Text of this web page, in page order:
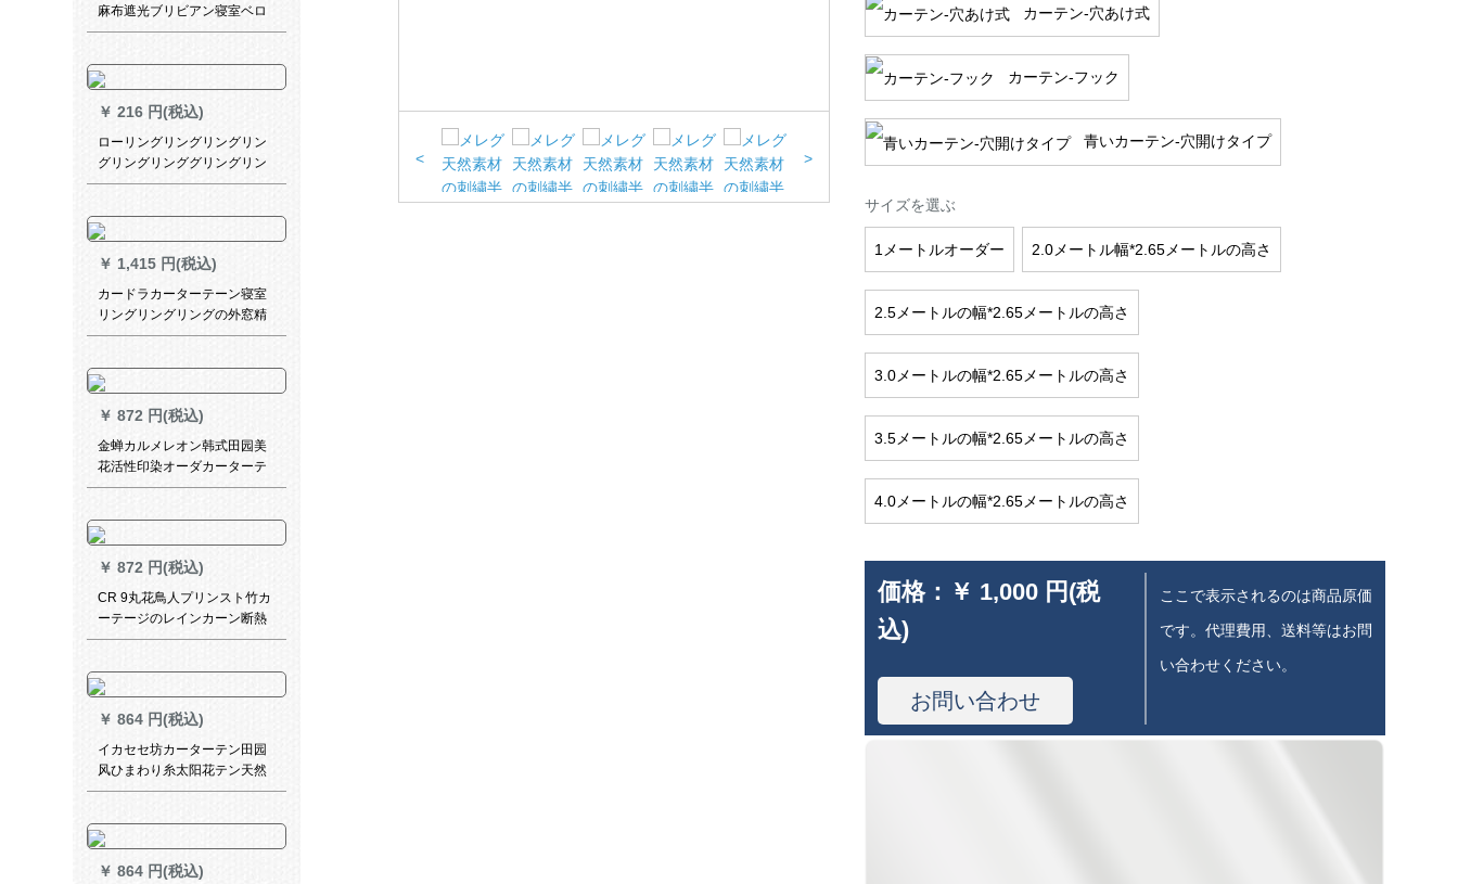
麻布遮光ブリビアン寝室ベロ
ンダ遮光カーベルベル-布(打孔
￥ 216 円(税込)
ローリングリングリングリン
グリングリンググリングリン
グリングリングリングリング
40個
￥ 1,415 円(税込)
カードラカーターテーン寝室
リングリングリングの外窓精
致刺繍遮光既制カーターテー
ン(银灰布)オーストリア2.6メ
トル幅x 2.7メトル高さ1枚を
ショートにします。
￥ 872 円(税込)
金蝉カルメレオン韩式田园美
花活性印染オーダカーターテ
ーン寝室既制カメレオン
￥ 872 円(税込)
CR 9丸花鳥人プリンスト竹カ
ーテージのレインカーン断熱
バーク装飾玄関遮光中和風茶
44-06
￥ 864 円(税込)
イカセセ坊カーターテン田园
风ひまわり糸太阳花テン天然
素材刺繍断热ベロダンレシリ
高パンチ式可改高さ
￥ 864 円(税込)
< >
カーテン-穴あけ式
カーテン-フック
青いカーテン-穴開けタイプ
サイズを選ぶ
1メートルオーダー 2.0メートル幅*2.65メートルの高さ
2.5メートルの幅*2.65メートルの高さ
3.0メートルの幅*2.65メートルの高さ
3.5メートルの幅*2.65メートルの高さ
4.0メートルの幅*2.65メートルの高さ
価格： ￥ 1,000 円(税
込)
お問い合わせ
ここで表示されるのは商品原価
です。代理費用、送料等はお問
い合わせください。